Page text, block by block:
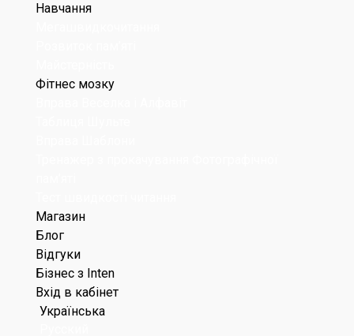
Навчання
Фітнес мозку
Магазин
Блог
Відгуки
Бізнес з Inten
Вхід в кабінет
Українська